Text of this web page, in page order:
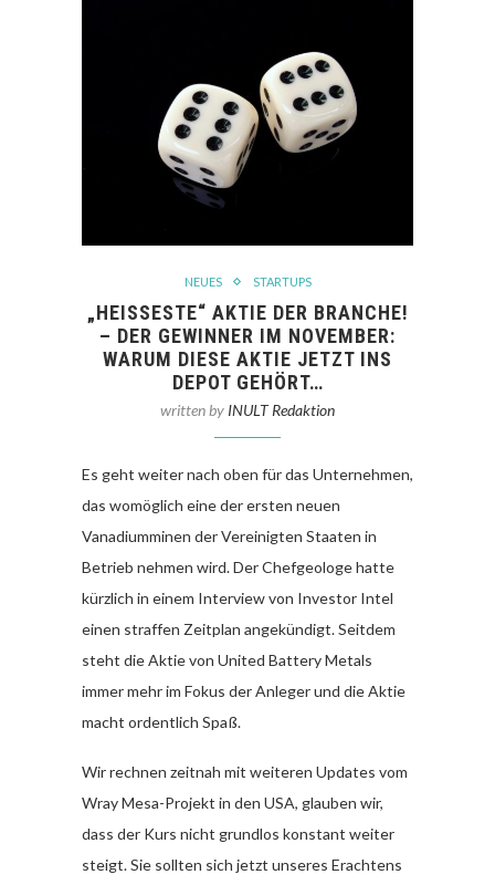
NEUES STARTUPS
„HEISSESTE“ AKTIE DER BRANCHE! –
DER GEWINNER IM NOVEMBER: W
ARUM DIESE AKTIE JETZT INS D
EPOT GEHÖRT…
written by INULT Redaktion
Es geht weiter nach oben für das Unternehmen,
das womöglich eine der ersten neuen
Vanadiumminen der Vereinigten Staaten in
Betrieb nehmen wird. Der Chefgeologe hatte
kürzlich in einem Interview von Investor Intel
einen straffen Zeitplan angekündigt. Seitdem
steht die Aktie von United Battery Metals
immer mehr im Fokus der Anleger und die Aktie
macht ordentlich Spaß.
Wir rechnen zeitnah mit weiteren Updates vom
Wray Mesa-Projekt in den USA, glauben wir,
dass der Kurs nicht grundlos konstant weiter
steigt. Sie sollten sich jetzt unseres Erachtens